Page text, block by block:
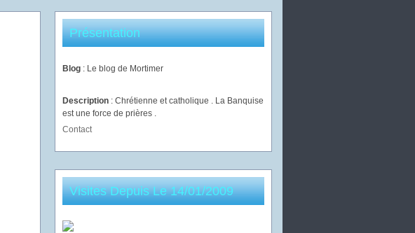
Présentation
Blog : Le blog de Mortimer
Description : Chrétienne et catholique . La Banquise
est une force de prières .
Contact
Visites Depuis Le 14/01/2009